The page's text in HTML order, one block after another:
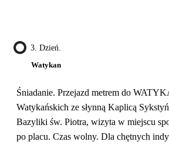
3. Dzień.
Watykan
Śniadanie. Przejazd metrem do
Watykańskich ze słynną Kaplicą
Bazyliki św. Piotra, wizyta w miejscu
po placu. Czas wolny. Dla chętnych